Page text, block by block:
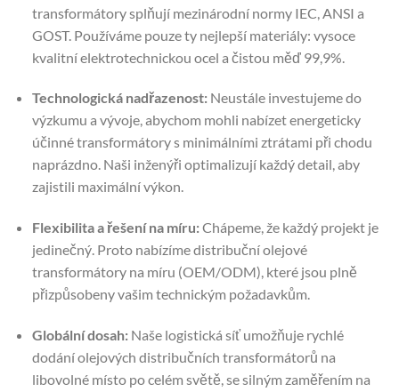
transformátory splňují mezinárodní normy IEC, ANSI a
GOST. Používáme pouze ty nejlepší materiály: vysoce
kvalitní elektrotechnickou ocel a čistou měď 99,9%.
Technologická nadřazenost:Neustále investujeme do
výzkumu a vývoje, abychom mohli nabízet energeticky
účinné transformátory s minimálními ztrátami při chodu
naprázdno. Naši inženýři optimalizují každý detail, aby
zajistili maximální výkon.
Flexibilita a řešení na míru:Chápeme, že každý projekt je
jedinečný. Proto nabízíme distribuční olejové
transformátory na míru (OEM/ODM), které jsou plně
přizpůsobeny vašim technickým požadavkům.
Globální dosah:Naše logistická síť umožňuje rychlé
dodání olejových distribučních transformátorů na
libovolné místo po celém světě, se silným zaměřením na